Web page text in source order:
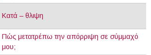
Κατά – θλιψη
Πώς μετατρέπω την απόρριψη σε σύμμαχό
μου;